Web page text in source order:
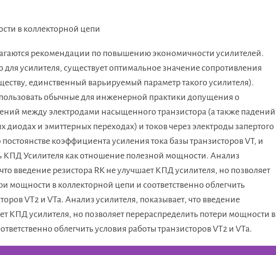
в коллекторной цепи
рекомендации по повышению экономичности усилителей.
для усилителя, существует оптимальное значение сопротивления
единственный варьируемый параметр такого усилителя).
обычные для инженерной практики допущения о
между электродами насыщенного транзистора (а также падений
диодах и эмиттерных переходах) и токов через электроды запертого
коэффициента усиления тока базы транзисторов VT, и
КПД Усилителя как отношение полезной мощности. Анализ
введение резистора RK не улучшает КПД усилителя, но позволяет
мощности в коллекторной цепи и соответственно облегчить
VT2 и VTa. Анализ усилителя, показывает, что введение
КПД усилителя, но позволяет перераспределить потери мощности в
облегчить условия работы транзисторов VT2 и VTa.